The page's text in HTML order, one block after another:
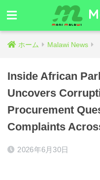
ホーム Malawi News
Inside African
Uncovers
Procurement
Complaints
2026年6月30日